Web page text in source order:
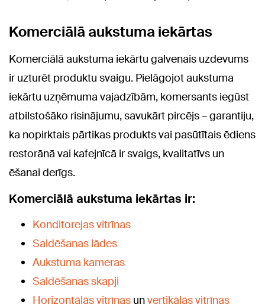
Komerciālā aukstuma iekārtas
Komerciālā aukstuma iekārtu galvenais uzdevums
ir uzturēt produktu svaigu. Pielāgojot aukstuma
iekārtu uzņēmuma vajadzībām, komersants iegūst
atbilstošāko risinājumu, savukārt pircējs – garantiju,
ka nopirktais pārtikas produkts vai pasūtītais ēdiens
restorānā vai kafejnīcā ir svaigs, kvalitatīvs un
ēšanai derīgs.
Komerciālā aukstuma iekārtas ir:
Konditorejas vitrīnas
Saldēšanas lādes
Aukstuma kameras
Saldēšanas skapji
Horizontālās vitrīnas unvertikālās vitrīnas